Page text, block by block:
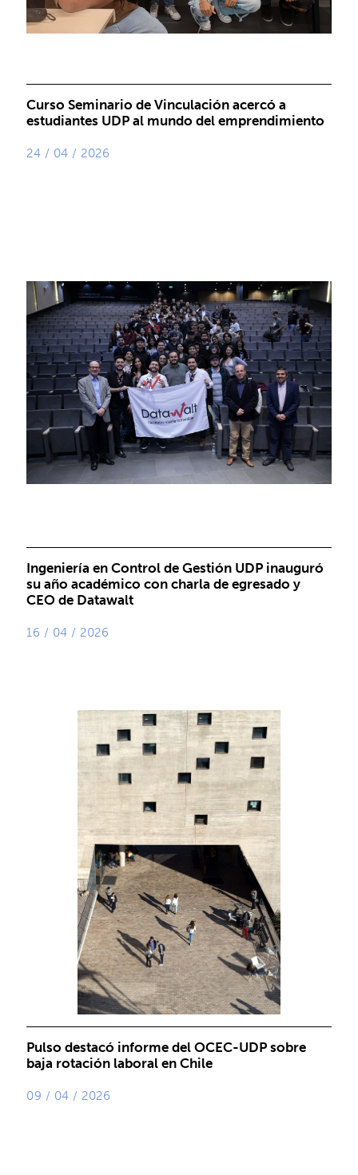
Curso Seminario de Vinculación acercó a
estudiantes UDP al mundo del emprendimiento
24 / 04 / 2026
Ingeniería en Control de Gestión UDP inauguró
su año académico con charla de egresado y
CEO de Datawalt
16 / 04 / 2026
Pulso destacó informe del OCEC-UDP sobre
baja rotación laboral en Chile
09 / 04 / 2026